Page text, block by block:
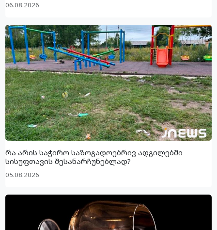
06.08.2026
რა არის საჭირო საზოგადოებრივ ადგილებში
სისუფთავის შესანარჩუნებლად?
05.08.2026